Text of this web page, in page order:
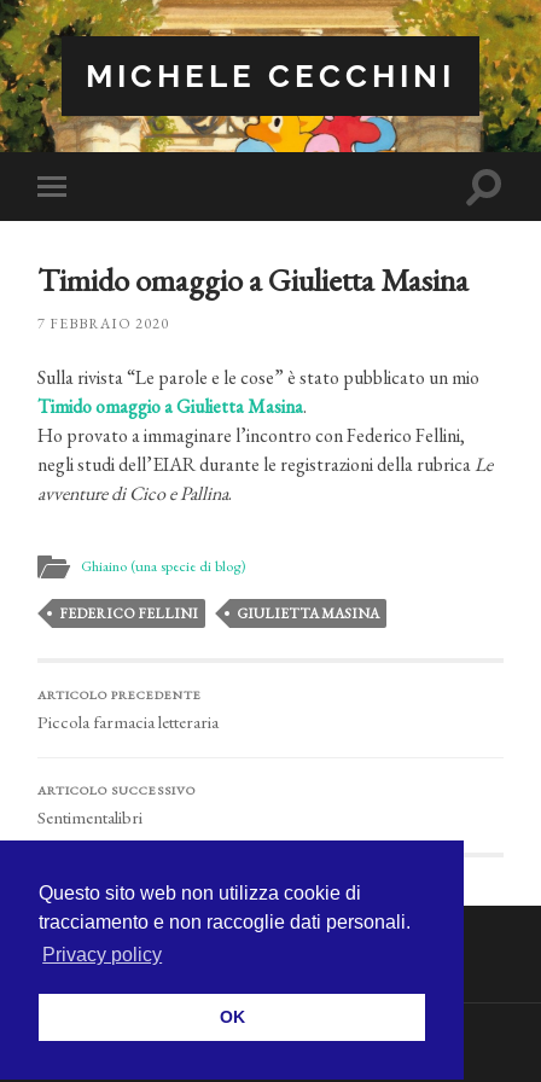
MICHELE CECCHINI
Attiva/disattiva
il
dispositivi
Attiva/
Timido omaggio a Giulietta Masina
7 FEBBRAIO 2020
Sulla rivista “Le parole e le cose” è stato pubblicato un mio
Timido omaggio a Giulietta Masina.
Ho provato a immaginare l’incontro con Federico Fellini,
negli studi dell’EIAR durante le registrazioni della rubricaLe
avventure di Cico e Pallina.
Ghiaino (una specie di blog)
FEDERICO FELLINI GIULIETTA MASINA
ARTICOLO PRECEDENTE
Piccola farmacia letteraria
ARTICOLO SUCCESSIVO
Sentimentalibri
Questo sito web non utilizza cookie di
tracciamento e non raccoglie dati personali.
Privacy policy
OK